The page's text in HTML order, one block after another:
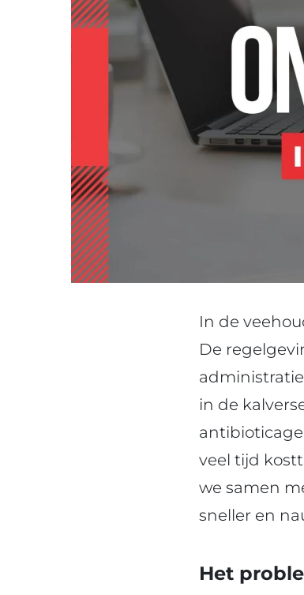
In de
De
in de
veel tijd
we samen
sneller en
Het